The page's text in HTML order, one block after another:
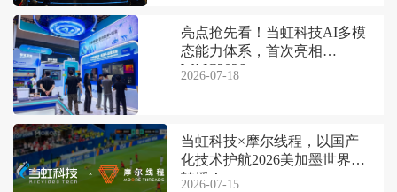
亮点抢先看！当虹科技AI多模
态能力体系，首次亮相
WAIC2026
2026-07-18
当虹科技×摩尔线程，以国产
化技术护航2026美加墨世界杯
转播！
2026-07-15